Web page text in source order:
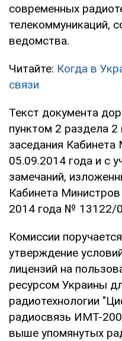
современных
телекоммуникаций,
ведомства.
Читайте: Когда в
связи
Текст документа
пунктом 2 раздела
заседания
05.09.2014 года и с
замечаний,
Кабинета
2014 года № 13122/
Комиссии
утверждение
лицензий на
ресурсом Украины
радиотехнологии
радиосвязь ИМТ-
выше упомянутых